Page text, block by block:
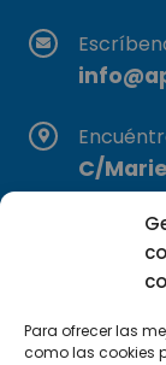
Para ofrecer las
como las cookies
C/
29590